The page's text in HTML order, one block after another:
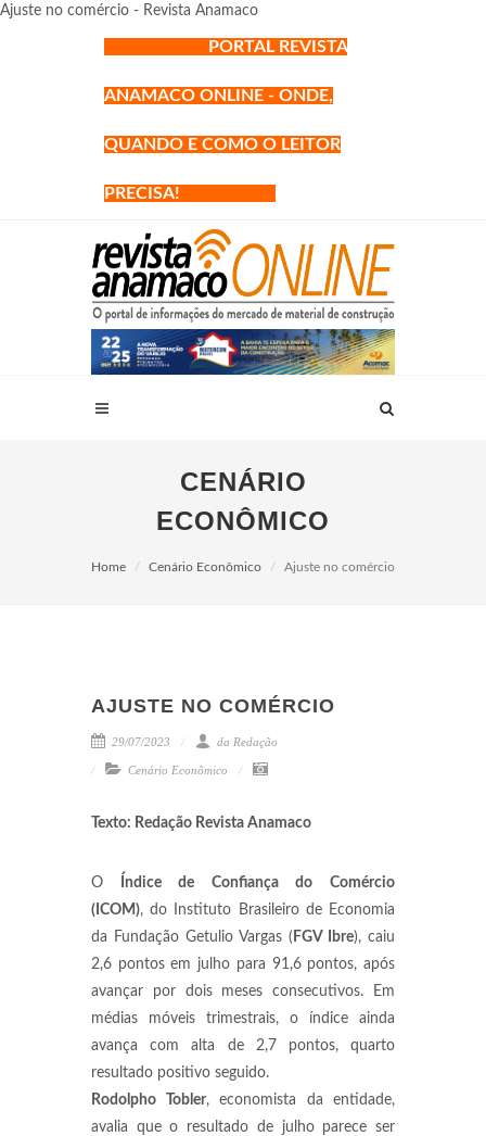
Ajuste no comércio - Revista Anamaco
PORTAL REVISTA
ANAMACO ONLINE - ONDE,
QUANDO E COMO O LEITOR
PRECISA!
CENÁRIO
ECONÔMICO
Home Cenário Econômico Ajuste no comércio
AJUSTE NO COMÉRCIO
29/07/2023 da Redação
Cenário Econômico
Texto: Redação Revista Anamaco
O Índice de Confiança do Comércio
(ICOM), do Instituto Brasileiro de Economia
da Fundação Getulio Vargas ( FGV Ibre), caiu
2,6 pontos em julho para 91,6 pontos, após
avançar por dois meses consecutivos. Em
médias móveis trimestrais, o índice ainda
avança com alta de 2,7 pontos, quarto
resultado positivo seguido.
Rodolpho Tobler, economista da entidade,
avalia que o resultado de julho parece ser